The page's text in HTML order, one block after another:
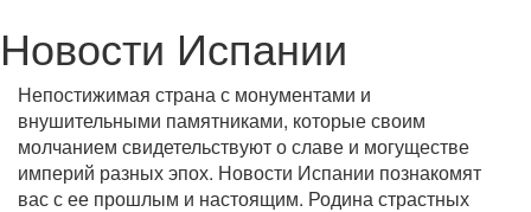
Новости Испании
Непостижимая страна с монументами и
внушительными памятниками, которые своим
молчанием свидетельствуют о славе и могуществе
империй разных эпох. Новости Испании познакомят
вас с ее прошлым и настоящим. Родина страстных